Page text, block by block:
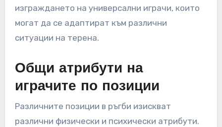
изграждането на универсални играчи, които
могат да се адаптират към различни
ситуации на терена.
Общи атрибути на
играчите по позиции
Различните позиции в ръгби изискват
различни физически и психически атрибути.